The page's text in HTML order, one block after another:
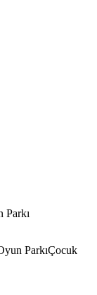
Parkı
ParkıÇocuk